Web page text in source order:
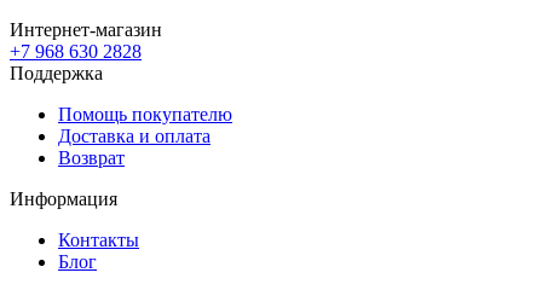
Интернет-магазин
+7 968 630 2828
Поддержка
Помощь покупателю
Доставка и оплата
Возврат
Информация
Контакты
Блог